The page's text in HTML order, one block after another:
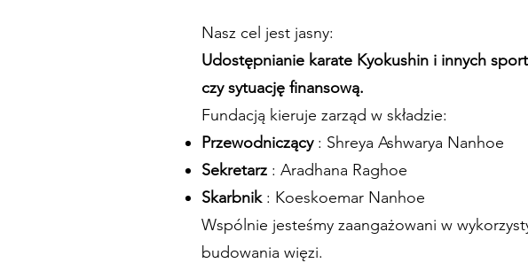
Nasz cel jest jasny:
Udostępnianie karate Kyokushin i innych
czy sytuację finansową.
Fundacją kieruje zarząd w składzie:
Przewodniczący: Shreya Ashwarya Nanhoe
Sekretarz : Aradhana Raghoe
Skarbnik: Koeskoemar Nanhoe
Wspólnie jesteśmy zaangażowani w
budowania więzi.